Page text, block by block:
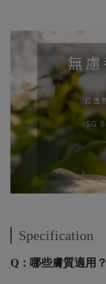
Specification
Q：哪些膚質適用？